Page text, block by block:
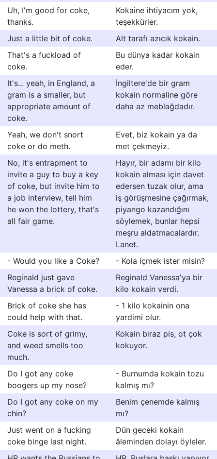
Uh, I'm good for coke,
thanks.
Kokaine ihtiyacım yok,
teşekkürler.
Just a little bit of coke.
Alt tarafı azıcık kokain.
That's a fuckload of
coke.
Bu dünya kadar kokain
eder.
It's... yeah, in England, a
gram is a smaller, but
appropriate amount of
coke.
İngiltere'de bir gram
kokain normaline göre
daha az meblağdadır.
Yeah, we don't snort
coke or do meth.
Evet, biz kokain ya da
met çekmeyiz.
No, it's entrapment to
invite a guy to buy a key
of coke, but invite him to
a job interview, tell him
he won the lottery, that's
all fair game.
Hayır, bir adamı bir kilo
kokain alması için davet
edersen tuzak olur, ama
iş görüşmesine çağırmak,
piyango kazandığını
söylemek, bunlar hepsi
meşru aldatmacalardır.
Lanet.
- Would you like a Coke?
- Kola içmek ister misin?
Reginald just gave
Vanessa a brick of coke.
Reginald Vanessa'ya bir
kilo kokain verdi.
Brick of coke she has
could help with that.
- 1 kilo kokainin ona
yardimi olur.
Coke is sort of grimy,
and weed smells too
much.
Kokain biraz pis, ot çok
kokuyor.
Do I got any coke
boogers up my nose?
- Burnumda kokain tozu
kalmış mı?
Do I got any coke on my
chin?
Benim çenemde kalmış
mı?
Just went on a fucking
coke binge last night.
Dün geceki kokain
âleminden dolayı öyleler.